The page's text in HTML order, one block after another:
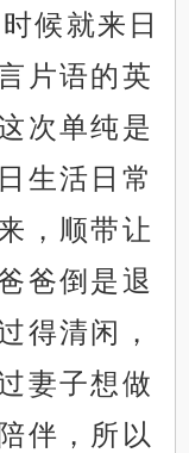
候就来日
片语的英
次单纯是
生活日常
，顺带让
爸倒是退
得清闲，
妻子想做
伴，所以